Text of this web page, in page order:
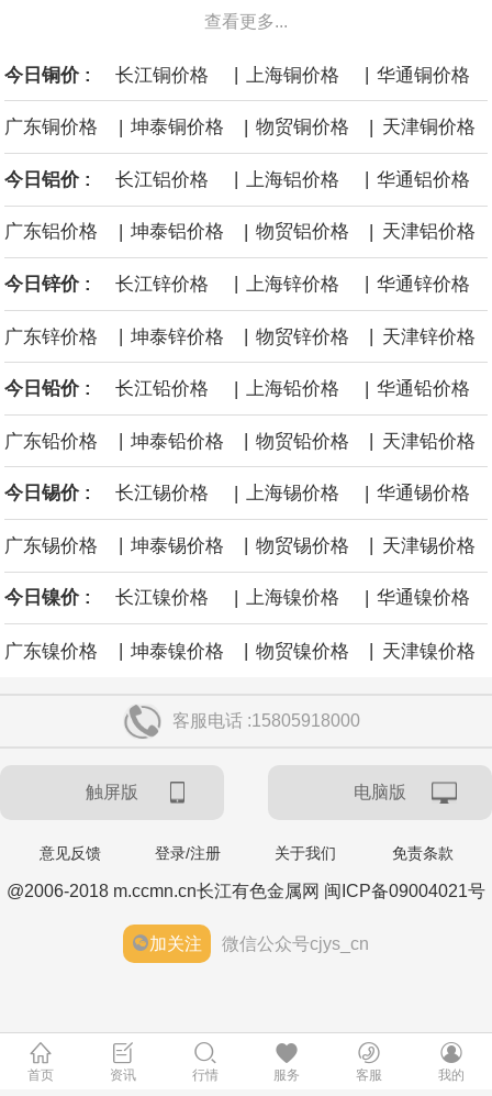
商品期货收盘，黄金连续涨3.44%，焦炭连续涨2.72%，铁矿石连续
涨2.64%，镍连续跌2.62%，白银连续涨2.61%。
沙特下调了对亚洲的主要原油价格，与此同时，各方正就一项旨在
缓解霍尔木兹海峡航运压力的协议进行谈判。尽管胡塞武装的威胁
危及了经由红海向东运输原油的替代路线，但沙特方面仍下调了价
格。
查看更多...
今日铜价 : 长江铜价格 | 上海铜价格 | 华通铜价格
广东铜价格 | 坤泰铜价格 | 物贸铜价格 | 天津铜价格
今日铝价 : 长江铝价格 上海铝价格 华通铝价格
广东铝价格 | 坤泰铝价格 | 物贸铝价格 | 天津铝价格
今日锌价 : 长江锌价格 上海锌价格 华通锌价格
广东锌价格 | 坤泰锌价格 | 物贸锌价格 | 天津锌价格
今日铅价 : 长江铅价格 | 上海铅价格 | 华通铅价格
广东铅价格 坤泰铅价格 物贸铅价格 天津铅价格
今日锡价 : 长江锡价格 | 上海锡价格 | 华通锡价格
广东锡价格 坤泰锡价格 物贸锡价格 天津锡价格
今日镍价 : 长江镍价格 | 上海镍价格 | 华通镍价格
广东镍价格 | 坤泰镍价格 | 物贸镍价格 | 天津镍价格
客服电话 :15805918000
触屏版 电脑版
意见反馈 登录/注册 关于我们 免责条款
@2006-2018 m.ccmn.cn长江有色金属网 闽ICP备09004021号
加关注 微信公众号cjys_cn
首页 资讯 行情 服务 客服 我的